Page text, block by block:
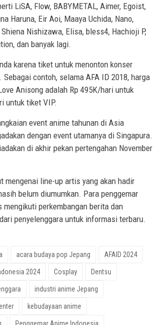
LiSA, Flow, BABYMETAL, Aimer, Egoist,
Haruna, Eir Aoi, Maaya Uchida, Nano,
Nishizawa, Elisa, bless4, Hachioji P,
dan banyak lagi​​.
karena tiket untuk menonton konser
contoh, selama AFA ID 2018, harga
Anisong adalah Rp 495K/hari untuk
untuk tiket VIP​​.
event anime tahunan di Asia
dengan event utamanya di Singapura.
di akhir pekan pertengahan November​​
mengenai line-up artis yang akan hadir
belum diumumkan. Para penggemar
mengikuti perkembangan berita dan
penyelenggara untuk informasi terbaru​​​​.
acara budaya pop Jepang AFAID 2024
2024 Cosplay Dentsu
industri anime Jepang
kebudayaan anime
Penggemar Anime Indonesia